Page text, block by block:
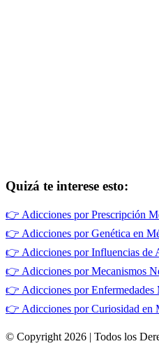
Quizá te interese esto:
👉 Adicciones por Prescripción
👉 Adicciones por Genética en
👉 Adicciones por Influencias de
👉 Adicciones por Mecanismos
👉 Adicciones por Enfermedades
👉 Adicciones por Curiosidad en
© Copyright 2026 | Todos los